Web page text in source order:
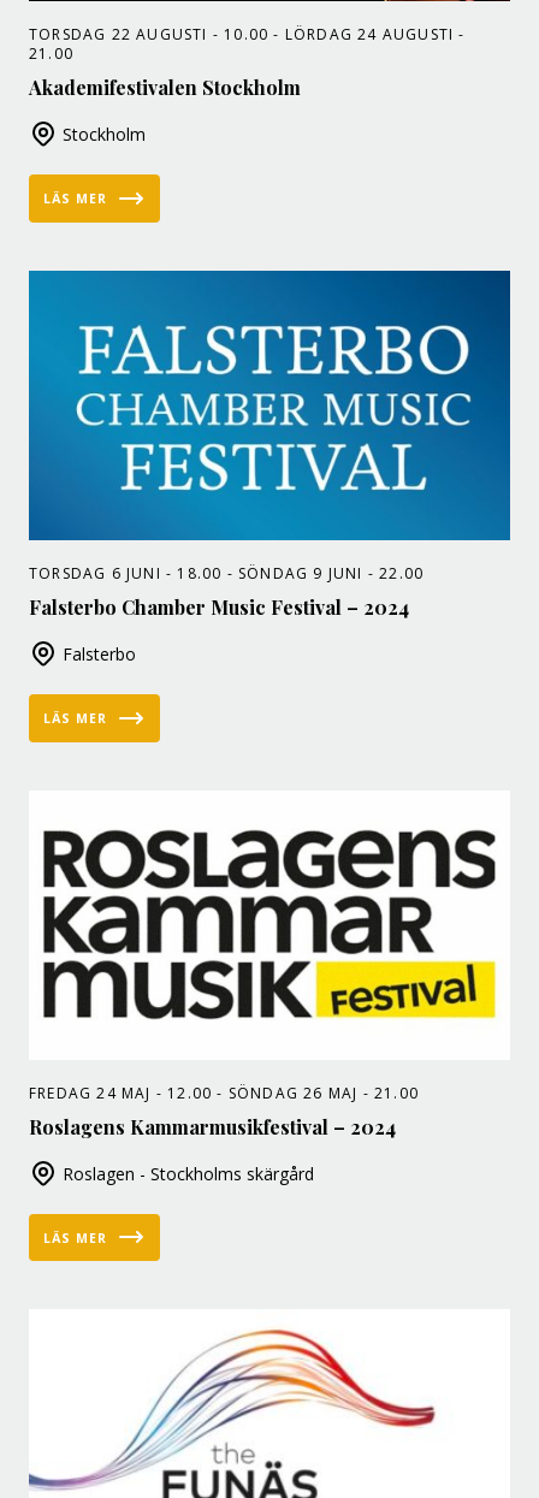
TORSDAG 22 AUGUSTI - 10.00 - LÖRDAG 24 AUGUSTI -
21.00
Akademifestivalen Stockholm
Stockholm
LÄS MER
TORSDAG 6 JUNI - 18.00 - SÖNDAG 9 JUNI - 22.00
Falsterbo Chamber Music Festival – 2024
Falsterbo
LÄS MER
FREDAG 24 MAJ - 12.00 - SÖNDAG 26 MAJ - 21.00
Roslagens Kammarmusikfestival – 2024
Roslagen - Stockholms skärgård
LÄS MER